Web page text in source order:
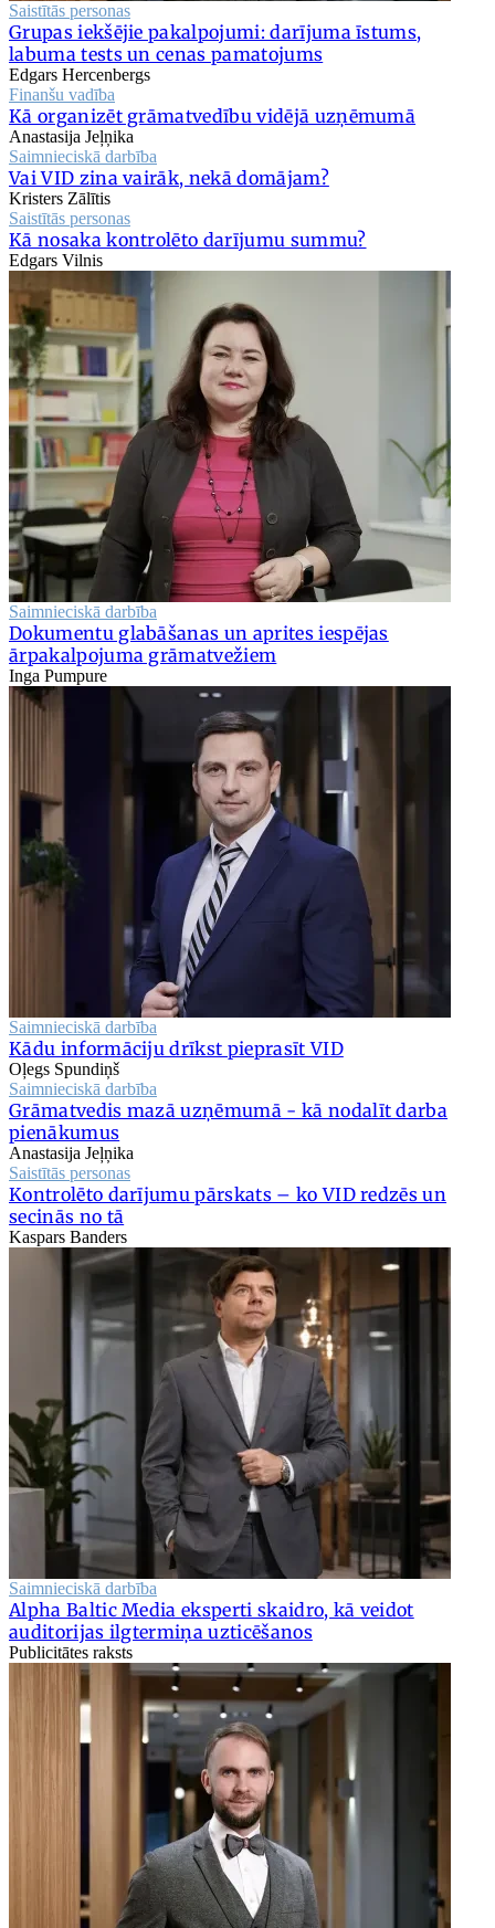
Saistītās personas
Grupas iekšējie pakalpojumi: darījuma īstums,
labuma tests un cenas pamatojums
Edgars Hercenbergs
Finanšu vadība
Kā organizēt grāmatvedību vidējā uzņēmumā
Anastasija Jeļņika
Saimnieciskā darbība
Vai VID zina vairāk, nekā domājam?
Kristers Zālītis
Saistītās personas
Kā nosaka kontrolēto darījumu summu?
Edgars Vilnis
Saimnieciskā darbība
Dokumentu glabāšanas un aprites iespējas
ārpakalpojuma grāmatvežiem
Inga Pumpure
Saimnieciskā darbība
Kādu informāciju drīkst pieprasīt VID
Oļegs Spundiņš
Saimnieciskā darbība
Grāmatvedis mazā uzņēmumā - kā nodalīt darba
pienākumus
Anastasija Jeļņika
Saistītās personas
Kontrolēto darījumu pārskats – ko VID redzēs un
secinās no tā
Kaspars Banders
Saimnieciskā darbība
Alpha Baltic Media eksperti skaidro, kā veidot
auditorijas ilgtermiņa uzticēšanos
Publicitātes raksts